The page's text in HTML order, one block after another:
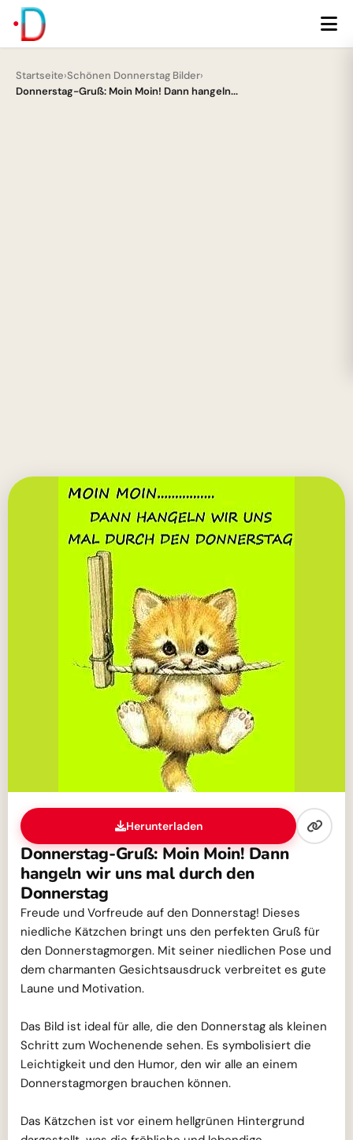
Startseite›Schönen Donnerstag Bilder›
Donnerstag-Gruß: Moin Moin! Dann hangeln...
Herunterladen
Donnerstag-Gruß: Moin Moin! Dann
hangeln wir uns mal durch den
Donnerstag
Freude und Vorfreude auf den Donnerstag! Dieses
niedliche Kätzchen bringt uns den perfekten Gruß für
den Donnerstagmorgen. Mit seiner niedlichen Pose und
dem charmanten Gesichtsausdruck verbreitet es gute
Laune und Motivation.
Das Bild ist ideal für alle, die den Donnerstag als kleinen
Schritt zum Wochenende sehen. Es symbolisiert die
Leichtigkeit und den Humor, den wir alle an einem
Donnerstagmorgen brauchen können.
Das Kätzchen ist vor einem hellgrünen Hintergrund